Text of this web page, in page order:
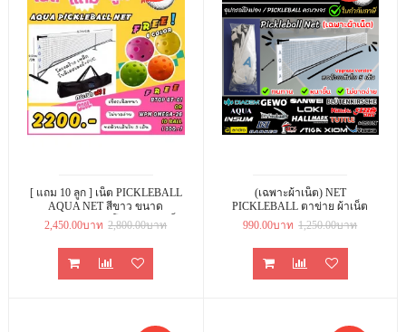
[ แถม 10 ลูก ] เน็ต PICKLEBALL
AQUA NET สีขาว ขนาด
มาตรฐานแข่งขัน โครงสร้างเหล็ก
อย่างดี
2,450.00บาท 2,800.00บาท
(เฉพาะผ้าเน็ต) NET
PICKLEBALL ตาข่าย ผ้าเน็ต
พิคเคิลบอล รุ่นอัพเกรด ทน หนา
ขึ้น ทอด้วยเส้นใย5เส้น
990.00บาท 1,250.00บาท